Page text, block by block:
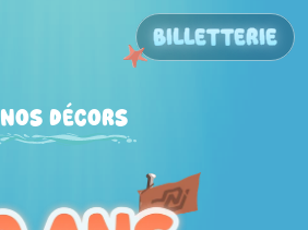
BILLETTERIE
NOS DÉCORS